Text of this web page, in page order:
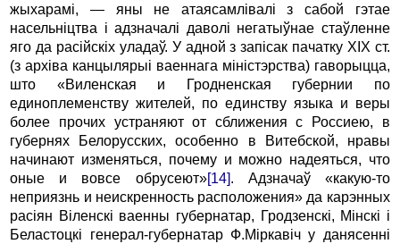
жыхарамі, — яны не атаясамлівалі з сабой гэтае
насельніцтва і адзначалі даволі негатыўнае стаўленне
яго да расійскіх уладаў. У адной з запісак пачатку ХIХ ст.
(з архіва канцылярыі ваеннага міністэрства) гаворыцца,
што «Виленская и Гродненская губернии по
единоплеменству жителей, по единству языка и веры
более прочих устраняют от сближения с Россиею, в
губернях Белорусских, особенно в Витебской, нравы
начинают изменяться, почему и можно надеяться, что
оные и вовсе обрусеют»[14]. Адзначаў «какую-то
неприязнь и неискренность расположения» да карэнных
расіян Віленскі ваенны губернатар, Гродзенскі, Мінскі і
Беластоцкі генерал-губернатар Ф.Міркавіч у данясенні